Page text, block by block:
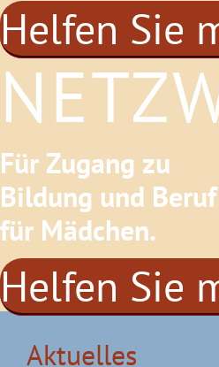
Helfen Sie
Für Zugang zu
Bildung und Beruf
für Mädchen.
Helfen Sie
Aktuelles